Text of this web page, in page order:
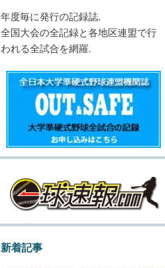
年度毎に発行の記録誌.
全国大会の全記録と各地区連盟で行
われる全試合を網羅.
新着記事